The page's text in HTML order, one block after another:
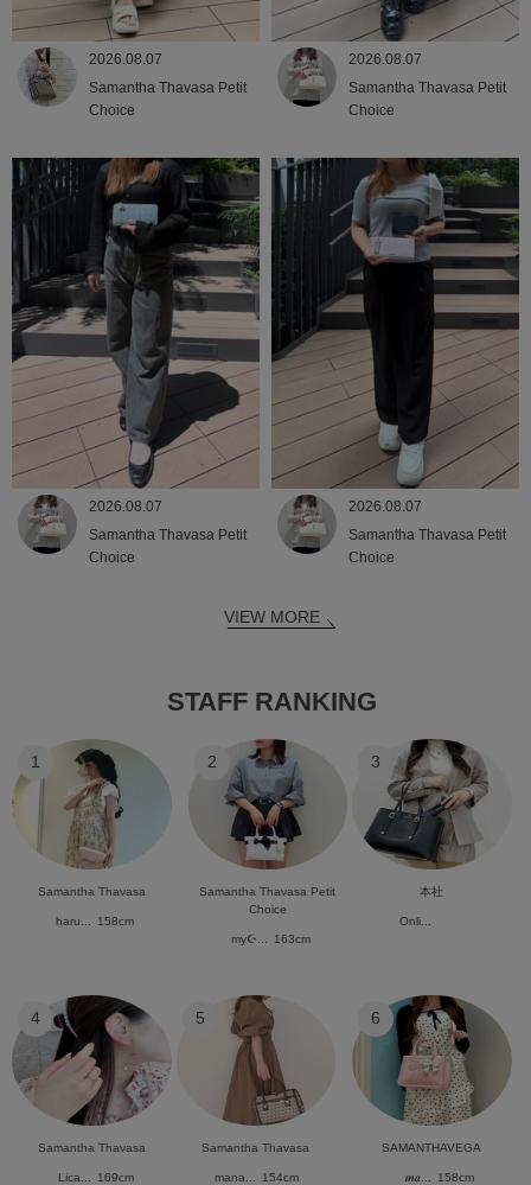
2026.08.07
Samantha Thavasa Petit
Choice
2026.08.07
Samantha Thavasa Petit
Choice
2026.08.07
Samantha Thavasa Petit
Choice
2026.08.07
Samantha Thavasa Petit
Choice
VIEW MORE
STAFF RANKING
1
Samantha Thavasa
haru... 158cm
2
Samantha Thavasa Petit
Choice
my☪︎... 163cm
3
本社
Onli...
4
Samantha Thavasa
Lica... 169cm
5
Samantha Thavasa
mana... 154cm
6
SAMANTHAVEGA
𝒎𝒂... 158cm